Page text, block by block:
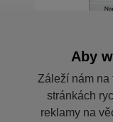
Aby
Záleží nám na
stránkách
reklamy na